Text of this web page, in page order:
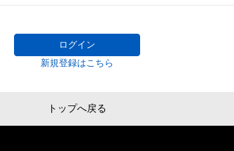
ログイン
新規登録はこちら
トップへ戻る